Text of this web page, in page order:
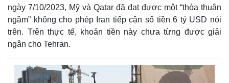
ngày 7/10/2023, Mỹ và Qatar đã đạt được một “thỏa thuận
ngầm” không cho phép Iran tiếp cận số tiền 6 tỷ USD nói
trên. Trên thực tế, khoản tiền này chưa từng được giải
ngân cho Tehran.